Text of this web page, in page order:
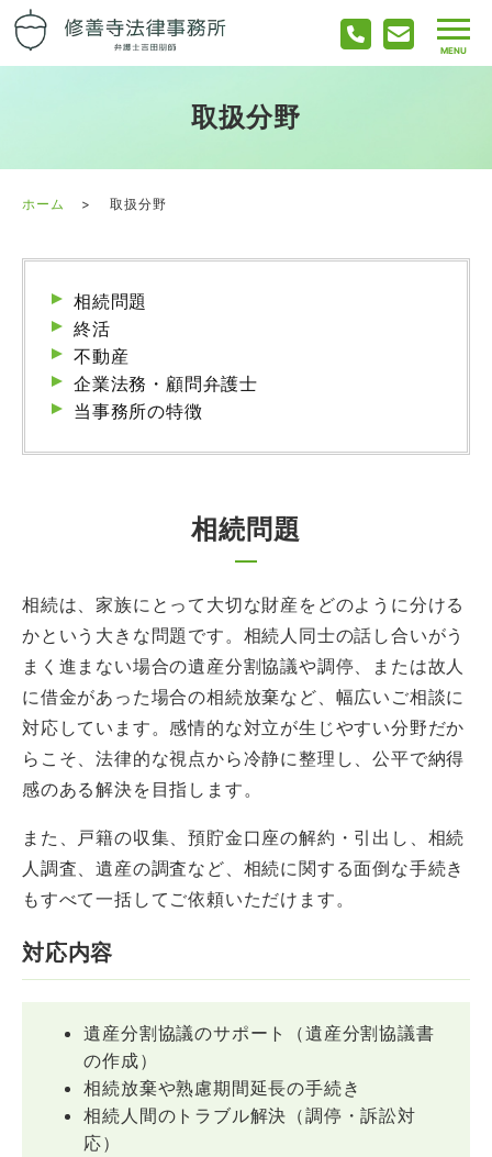
取扱分野
ホーム 取扱分野
相続問題
終活
不動産
企業法務・顧問弁護士
当事務所の特徴
相続問題
相続は、家族にとって大切な財産をどのように分ける
かという大きな問題です。相続人同士の話し合いがう
まく進まない場合の遺産分割協議や調停、または故人
に借金があった場合の相続放棄など、幅広いご相談に
対応しています。感情的な対立が生じやすい分野だか
らこそ、法律的な視点から冷静に整理し、公平で納得
感のある解決を目指します。
また、戸籍の収集、預貯金口座の解約・引出し、相続
人調査、遺産の調査など、相続に関する面倒な手続き
もすべて一括してご依頼いただけます。
対応内容
遺産分割協議のサポート（遺産分割協議書
の作成）
相続放棄や熟慮期間延長の手続き
相続人間のトラブル解決（調停・訴訟対
応）